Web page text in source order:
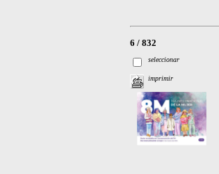
6 / 832
seleccionar
imprimir